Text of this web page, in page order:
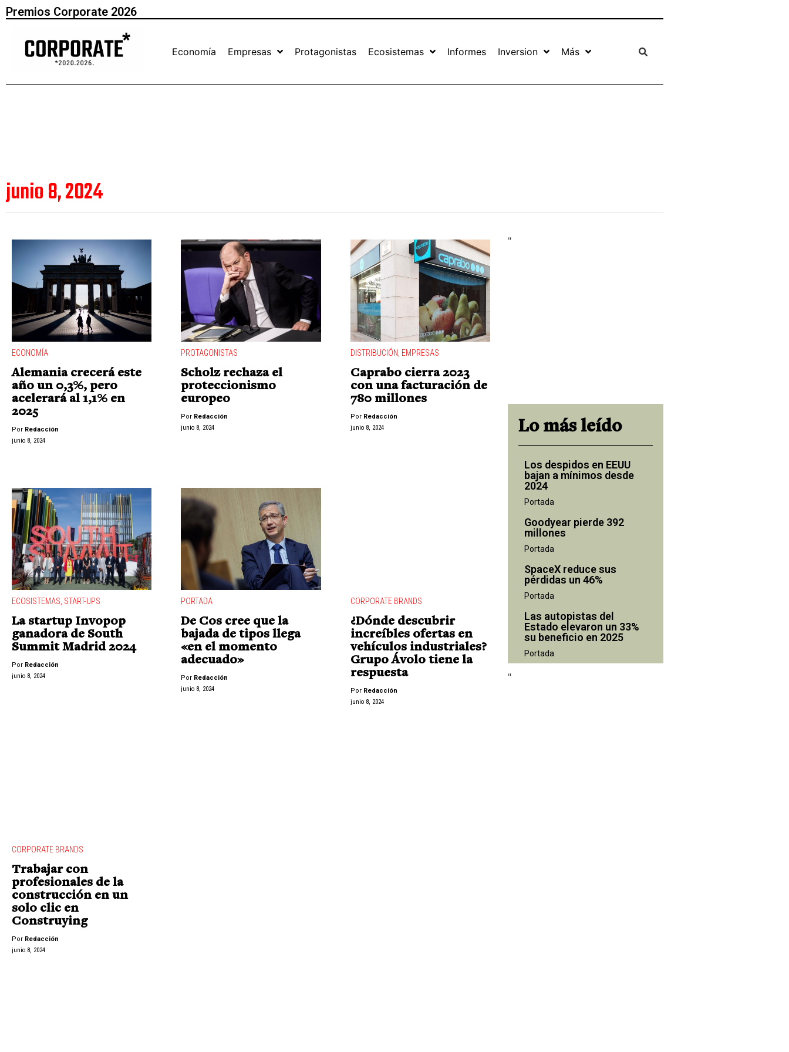
Premios Corporate 2026
Economía Empresas Protagonistas Ecosistemas Informes Inversion Más
junio 8, 2024
ECONOMÍA
Alemania crecerá este
año un 0,3%, pero
acelerará al 1,1% en
2025
Por Redacción
junio 8, 2024
PROTAGONISTAS
Scholz rechaza el
proteccionismo
europeo
Por Redacción
junio 8, 2024
DISTRIBUCIÓN, EMPRESAS
Caprabo cierra 2023
con una facturación de
780 millones
Por Redacción
junio 8, 2024
ECOSISTEMAS, START-UPS
La startup Invopop
ganadora de South
Summit Madrid 2024
Por Redacción
junio 8, 2024
PORTADA
De Cos cree que la
bajada de tipos llega
«en el momento
adecuado»
Por Redacción
junio 8, 2024
CORPORATE BRANDS
¿Dónde descubrir
increíbles ofertas en
vehículos industriales?
Grupo Ávolo tiene la
respuesta
Por Redacción
junio 8, 2024
CORPORATE BRANDS
Trabajar con
profesionales de la
construcción en un
solo clic en
Construying
Por Redacción
junio 8, 2024
"
Lo más leído
Los despidos en EEUU
bajan a mínimos desde
2024
Portada
Goodyear pierde 392
millones
Portada
SpaceX reduce sus
pérdidas un 46%
Portada
Las autopistas del
Estado elevaron un 33%
su beneficio en 2025
Portada
"